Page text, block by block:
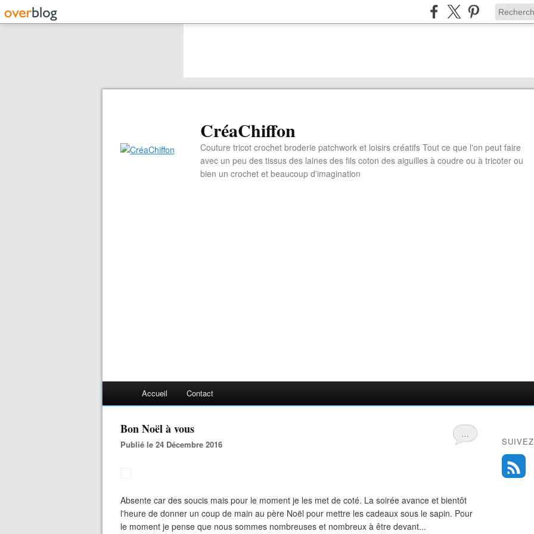
CréaChiffon
Couture tricot crochet broderie patchwork et loisirs créatifs Tout ce que l'on peut faire
avec un peu des tissus des laines des fils coton des aiguilles à coudre ou à tricoter ou
bien un crochet et beaucoup d'imagination
Accueil Contact
…
Bon Noël à vous
Publié le 24 Décembre 2016
Absente car des soucis mais pour le moment je les met de coté. La soirée avance et bientôt
l'heure de donner un coup de main au père Noël pour mettre les cadeaux sous le sapin. Pour
le moment je pense que nous sommes nombreuses et nombreux à être devant...